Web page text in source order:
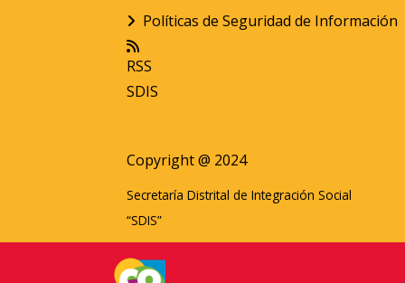
Políticas de Seguridad de Información
RSS
SDIS
Copyright @ 2024
Secretaría Distrital de Integración Social
“SDIS”